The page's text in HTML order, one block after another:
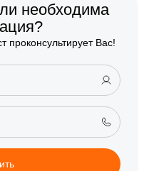
необходима
проконсультирует Вас!